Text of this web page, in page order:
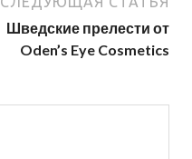
Шведские прелести от
Oden’s Eye Cosmetics